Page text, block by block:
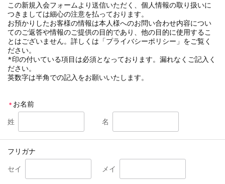
この新規入会フォームより送信いただく、個人情報の取り扱いに
つきましては細心の注意を払っております。
お預かりしたお客様の情報は本人様へのお問い合わせ内容につい
てのご返答や情報のご提供の目的であり、他の目的に使用するこ
とはございません。詳しくは「プライバシーポリシー」をご覧く
ださい。
*印の付いている項目は必須となっております。漏れなくご記入く
ださい。
英数字は半角での記入をお願いいたします。
＊ お名前
姓 名
フリガナ
セイ メイ